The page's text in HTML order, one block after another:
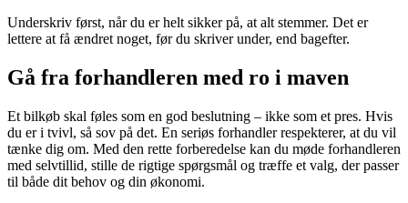
Underskriv først, når du er helt sikker på, at alt stemmer. Det er
lettere at få ændret noget, før du skriver under, end bagefter.
Gå fra forhandleren med ro i maven
Et bilkøb skal føles som en god beslutning – ikke som et pres. Hvis
du er i tvivl, så sov på det. En seriøs forhandler respekterer, at du vil
tænke dig om. Med den rette forberedelse kan du møde forhandleren
med selvtillid, stille de rigtige spørgsmål og træffe et valg, der passer
til både dit behov og din økonomi.